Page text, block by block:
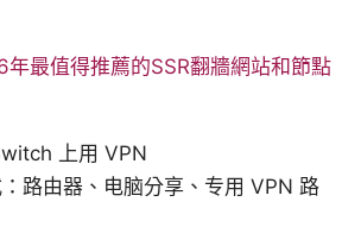
年最值得推薦的SSR翻牆網站和節點
上用 VPN
路由器、电脑分享、专用 VPN 路